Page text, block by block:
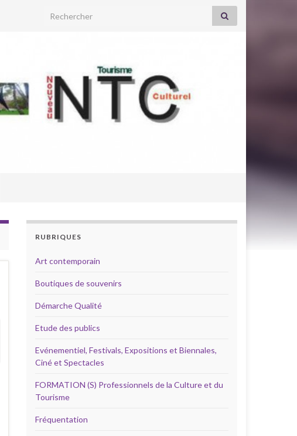
Search for:
RUBRIQUES
Art contemporain
Boutiques de souvenirs
Démarche Qualité
Etude des publics
Evénementiel, Festivals, Expositions et Biennales,
Ciné et Spectacles
FORMATION (S) Professionnels de la Culture et du
Tourisme
Fréquentation